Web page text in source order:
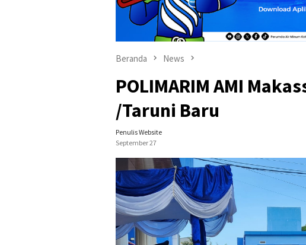
Beranda News
POLIMARIM AMI
/Taruni Baru
Penulis Website
September 27